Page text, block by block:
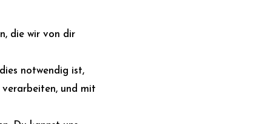
die wir von dir
notwendig ist,
und mit